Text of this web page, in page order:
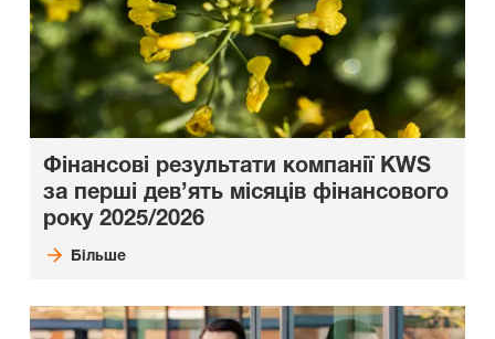
Фінансові результати компанії KWS
за перші дев’ять місяців фінансового
року 2025/2026
Більше